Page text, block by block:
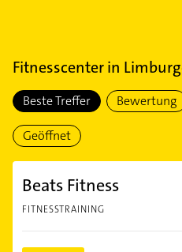
Fitnesscenterin
Beste Treffer Bewertung
Geöffnet
Beats Fitness
FITNESSTRAINING